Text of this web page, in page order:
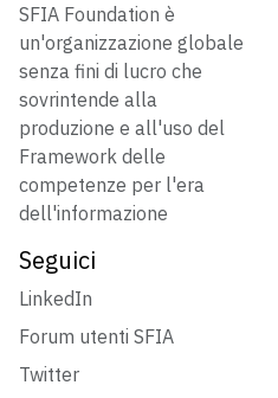
SFIA Foundation è
un'organizzazione globale
senza fini di lucro che
sovrintende alla
produzione e all'uso del
Framework delle
competenze per l'era
dell'informazione
Seguici
LinkedIn
Forum utenti SFIA
Twitter